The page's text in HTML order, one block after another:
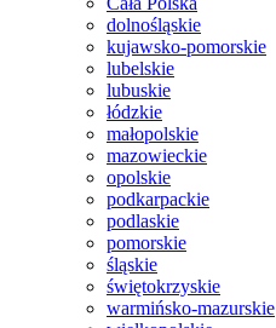
dolnośląskie
kujawsko-pomorskie
lubelskie
lubuskie
łódzkie
małopolskie
mazowieckie
opolskie
podkarpackie
podlaskie
pomorskie
śląskie
świętokrzyskie
warmińsko-mazurskie